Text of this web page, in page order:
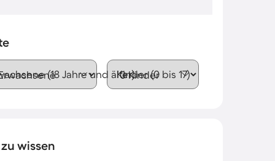
(18 Jahre und älter)Kinder (0 bis 17)
wissen